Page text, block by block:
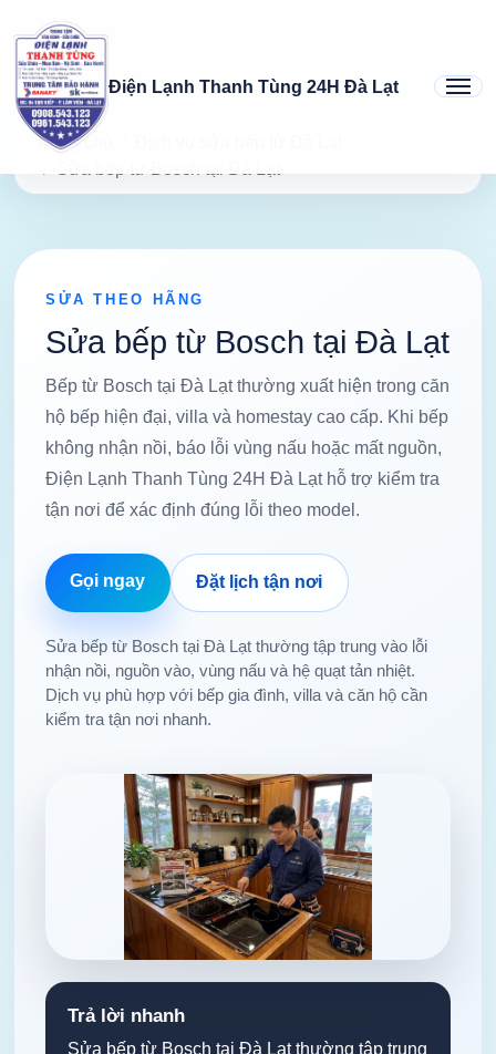
Điện Lạnh Thanh Tùng 24H Đà Lạt
Trang chủ
SỬA THEO HÃNG
Sửa bếp từ Bosch tại Đà Lạt
Bếp từ Bosch tại Đà Lạt thường xuất hiện trong căn
hộ bếp hiện đại, villa và homestay cao cấp. Khi bếp
không nhận nồi, báo lỗi vùng nấu hoặc mất nguồn,
Điện Lạnh Thanh Tùng 24H Đà Lạt hỗ trợ kiểm tra
tận nơi để xác định đúng lỗi theo model.
Gọi ngay Đặt lịch tận nơi
Sửa bếp từ Bosch tại Đà Lạt thường tập trung vào lỗi
nhận nồi, nguồn vào, vùng nấu và hệ quạt tản nhiệt.
Dịch vụ phù hợp với bếp gia đình, villa và căn hộ cần
kiểm tra tận nơi nhanh.
Trả lời nhanh
Sửa bếp từ Bosch tại Đà Lạt thường tập trung